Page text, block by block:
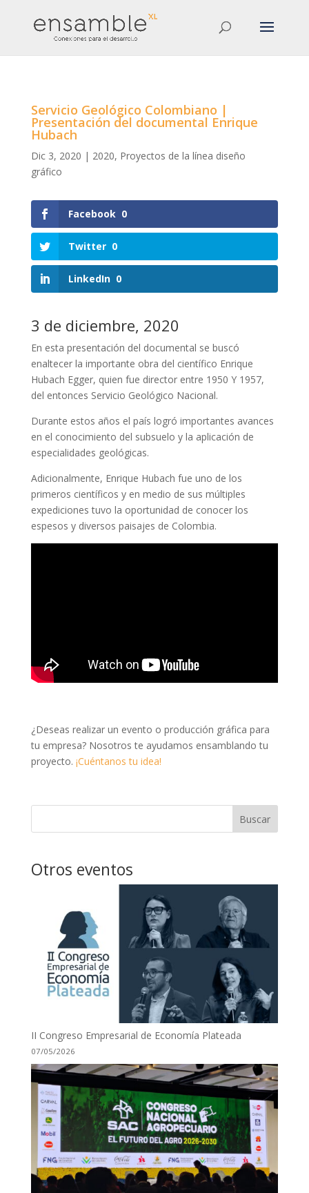
Servicio Geológico Colombiano |
Presentación del documental Enrique
Hubach
Dic 3, 2020 | 2020, Proyectos de la línea diseño
gráfico
Facebook 0
Twitter 0
LinkedIn 0
3 de diciembre, 2020
En esta presentación del documental se buscó
enaltecer la importante obra del científico Enrique
Hubach Egger, quien fue director entre 1950 Y 1957,
del entonces Servicio Geológico Nacional.
Durante estos años el país logró importantes avances
en el conocimiento del subsuelo y la aplicación de
especialidades geológicas.
Adicionalmente, Enrique Hubach fue uno de los
primeros científicos y en medio de sus múltiples
expediciones tuvo la oportunidad de conocer los
espesos y diversos paisajes de Colombia.
¿Deseas realizar un evento o producción gráfica para
tu empresa? Nosotros te ayudamos ensamblando tu
proyecto. ¡Cuéntanos tu idea!
Buscar
Otros eventos
II Congreso Empresarial de Economía Plateada
07/05/2026